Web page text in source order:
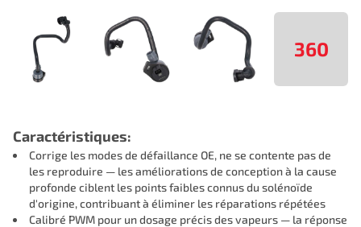
360
Caractéristiques:
Corrige les modes de défaillance OE, ne se contente pas de
les reproduire — les améliorations de conception à la cause
profonde ciblent les points faibles connus du solénoïde
d'origine, contribuant à éliminer les réparations répétées
Calibré PWM pour un dosage précis des vapeurs — la réponse